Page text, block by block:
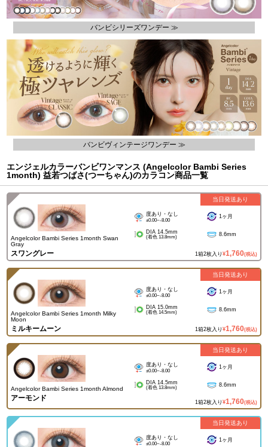
バンビシリーズワンデー ≫
バンビヴィンテージワンデー ≫
エンジェルカラーバンビワンマンス (Angelcolor Bambi Series
1month) 益若つばさ(つーちゃん)のカラコン商品一覧
Angelcolor Bambi Series 1month Swan
Gray
スワングレー
度あり・なし
±0.00~-8.00
1ヶ月
DIA 14.5mm
(着色 13.8mm) 8.6mm
1箱2枚入り ¥1,760(税込)
当日発送あり
Angelcolor Bambi Series 1month Milky
Moon
ミルキームーン
度あり・なし
±0.00~-8.00
1ヶ月
DIA 15.0mm
(着色 14.5mm) 8.6mm
1箱2枚入り ¥1,760(税込)
当日発送あり
Angelcolor Bambi Series 1month Almond
アーモンド
度あり・なし
±0.00~-8.00
1ヶ月
DIA 14.5mm
(着色 13.8mm) 8.6mm
1箱2枚入り ¥1,760(税込)
当日発送あり
度あり・なし
±0.00~-8.00
1ヶ月
当日発送あり